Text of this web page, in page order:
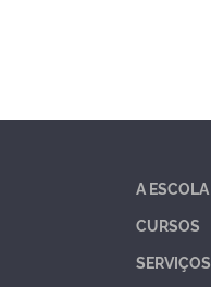
A ESCOLA
CURSOS
SERVIÇOS